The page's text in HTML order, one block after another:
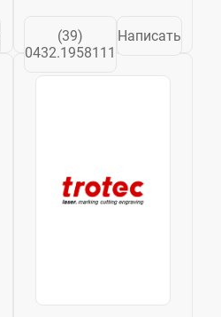
заводов в Италии,
Германии,Австрии,
Швеции,
Таиланде, Китае,
(39)
0432.1958111
Написать